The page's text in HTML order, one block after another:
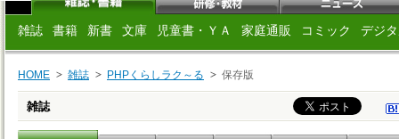
雑誌 書籍 新書 文庫 児童書・ＹＡ 家庭通販 コミック デジ
HOME 雑誌 PHPくらしラク～る 保存版
雑誌